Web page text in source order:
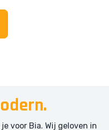
voor Bia. Wij geloven in